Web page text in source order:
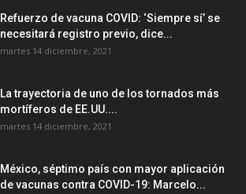
Refuerzo de vacuna COVID: ‘Siempre sí’ se
necesitará registro previo, dice...
martes 14 diciembre, 2021
La trayectoria de uno de los tornados más
mortíferos de EE.UU....
martes 14 diciembre, 2021
México, séptimo país con mayor aplicación
de vacunas contra COVID-19: Marcelo...